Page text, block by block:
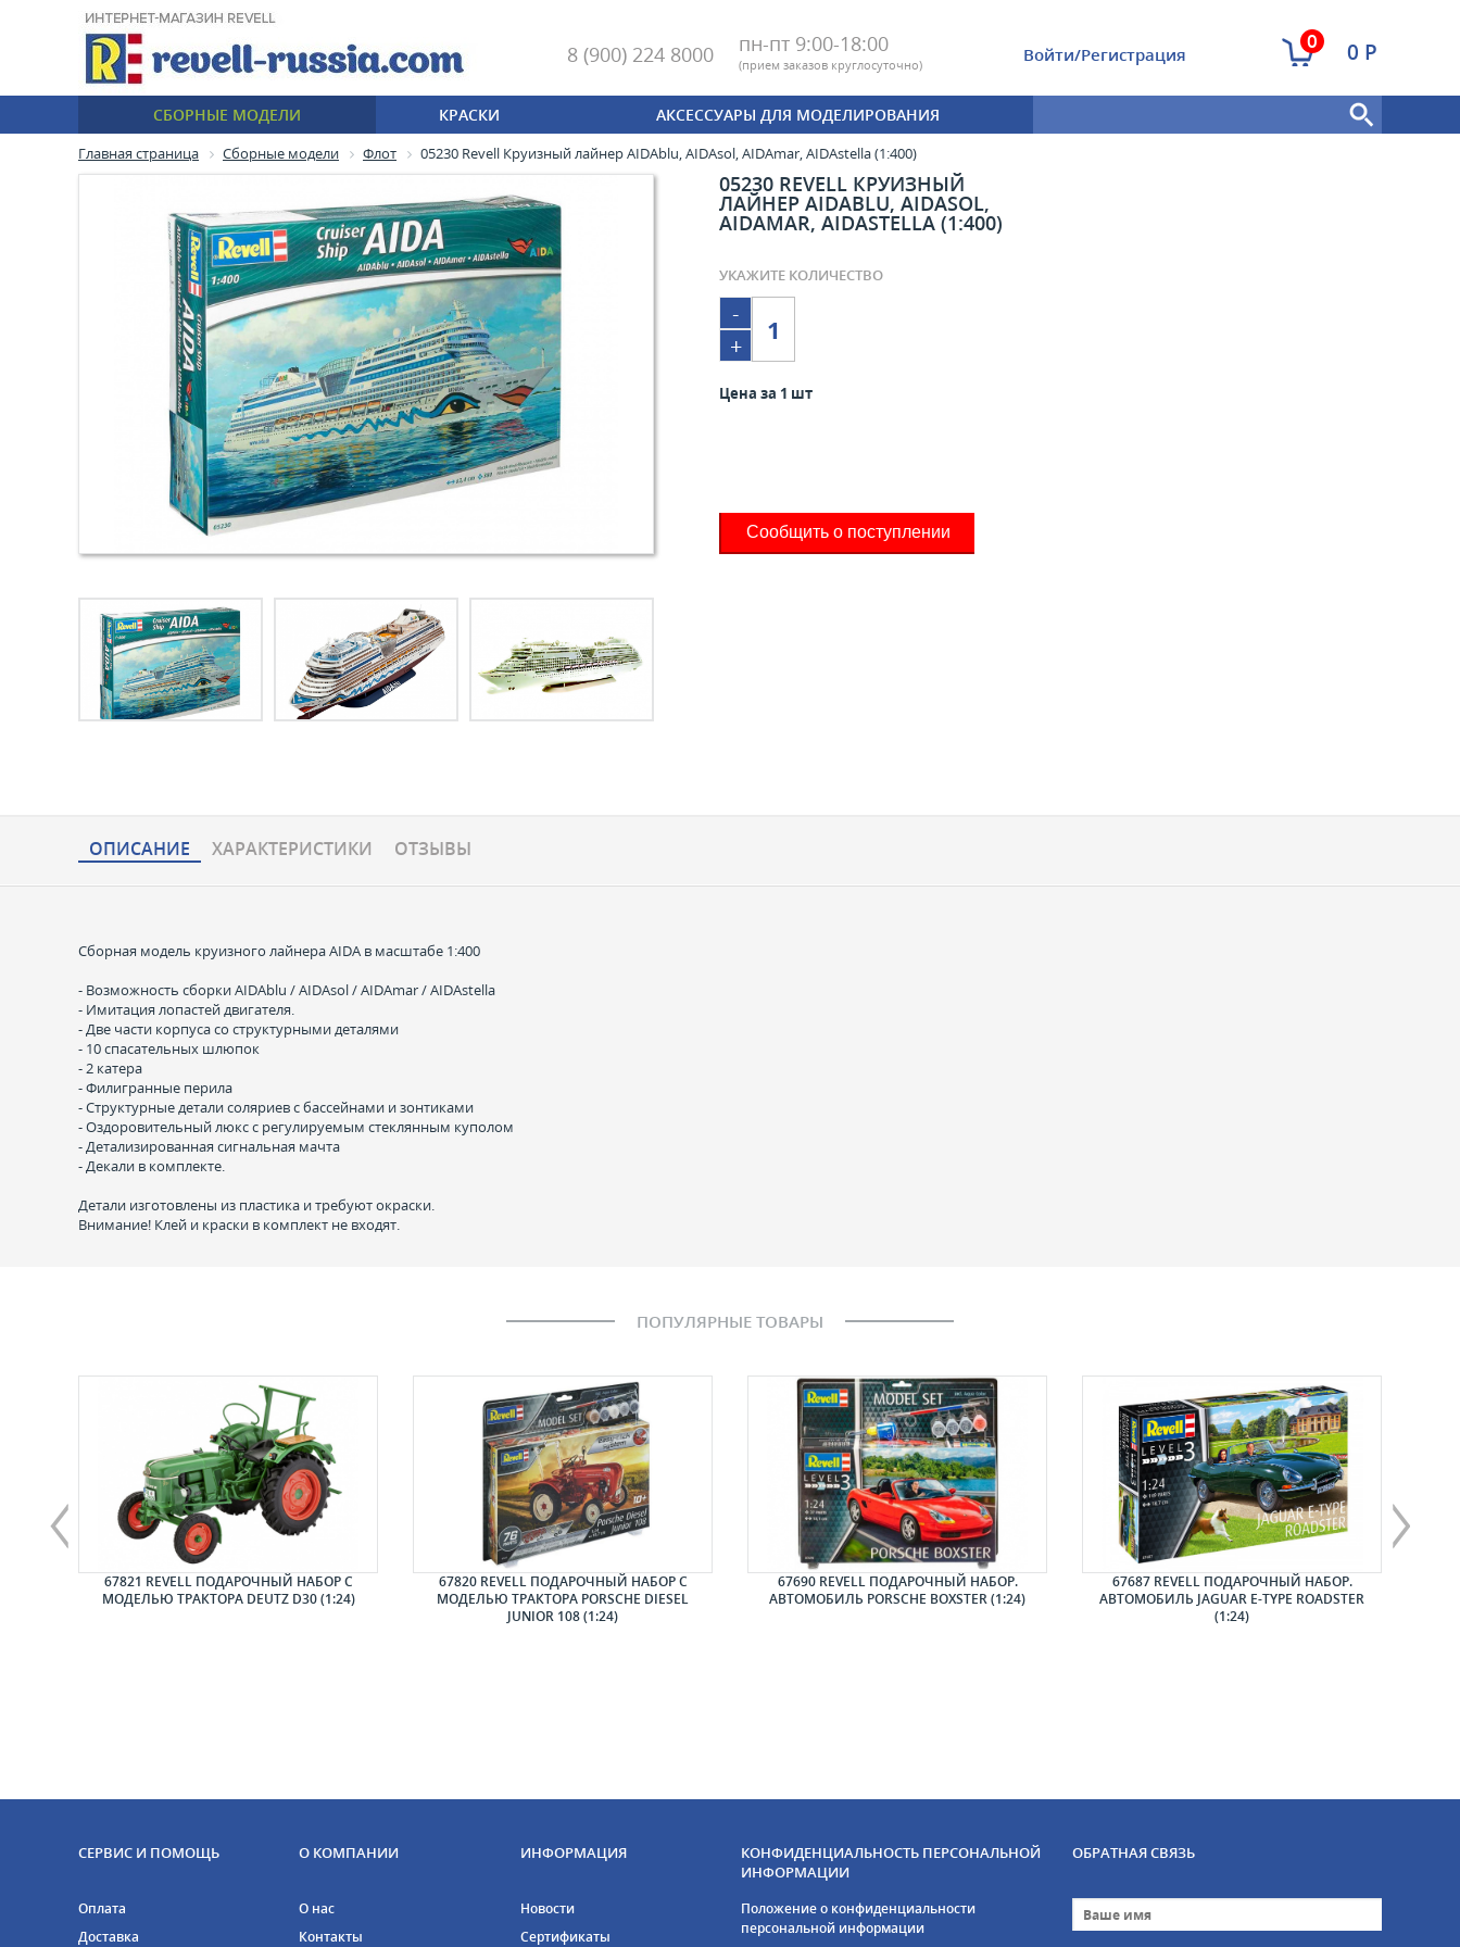
Войти/Регистрация
8 (900) 224 8000 пн-пт 9:00-18:00
(прием заказов круглосуточно)
0 0 Р
СБОРНЫЕ МОДЕЛИ КРАСКИ АКСЕССУАРЫ ДЛЯ МОДЕЛИРОВАНИЯ
Главная страница Сборные модели Флот 05230 Revell Круизный лайнер AIDAblu, AIDAsol, AIDAmar, AIDAstella (1:400)
05230 REVELL КРУИЗНЫЙ
ЛАЙНЕР AIDABLU, AIDASOL,
AIDAMAR, AIDASTELLA (1:400)
УКАЖИТЕ КОЛИЧЕСТВО
-
+
Цена за 1 шт
Сообщить о поступлении
ОПИСАНИЕ ХАРАКТЕРИCТИКИ ОТЗЫВЫ
Сборная модель круизного лайнера AIDA в масштабе 1:400
- Возможность сборки AIDAblu / AIDAsol / AIDAmar / AIDAstella
- Имитация лопастей двигателя.
- Две части корпуса со структурными деталями
- 10 спасательных шлюпок
- 2 катера
- Филигранные перила
- Структурные детали соляриев с бассейнами и зонтиками
- Оздоровительный люкс с регулируемым стеклянным куполом
- Детализированная сигнальная мачта
- Декали в комплекте.
Детали изготовлены из пластика и требуют окраски.
Внимание! Клей и краски в комплект не входят.
ПОПУЛЯРНЫЕ ТОВАРЫ
67821 REVELL ПОДАРОЧНЫЙ НАБОР С
МОДЕЛЬЮ ТРАКТОРА DEUTZ D30 (1:24)
67820 REVELL ПОДАРОЧНЫЙ НАБОР С
МОДЕЛЬЮ ТРАКТОРА PORSCHE DIESEL
JUNIOR 108 (1:24)
67690 REVELL ПОДАРОЧНЫЙ НАБОР.
АВТОМОБИЛЬ PORSCHE BOXSTER (1:24)
67687 REVELL ПОДАРОЧНЫЙ НАБОР.
АВТОМОБИЛЬ JAGUAR E-TYPE ROADSTER
(1:24)
СЕРВИС И ПОМОЩЬ
Оплата
Доставка
О КОМПАНИИ
О нас
Контакты
ИНФОРМАЦИЯ
Новости
Сертификаты
КОНФИДЕНЦИАЛЬНОСТЬ ПЕРСОНАЛЬНОЙ
ИНФОРМАЦИИ
Положение о конфиденциальности
персональной информации
ОБРАТНАЯ СВЯЗЬ